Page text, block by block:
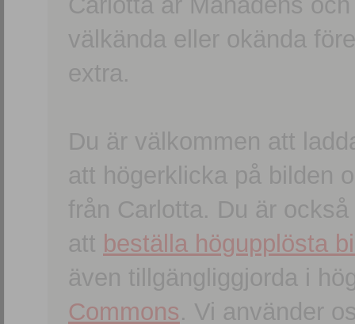
välkända eller okända
extra.
Du är välkommen att
att högerklicka på bilden
från Carlotta. Du är
att beställa högupplösta
även tillgängliggjorda i
Commons. Vi använder